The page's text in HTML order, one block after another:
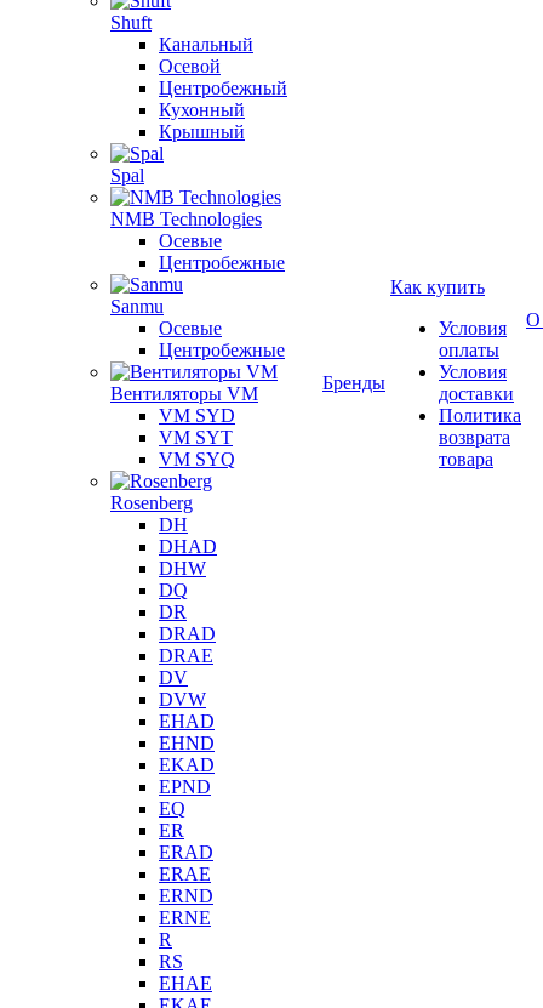
Shuft
Канальный
Осевой
Центробежный
Кухонный
Крышный
Spal
NMB Technologies
Осевые
Центробежные
Sanmu
Осевые
Центробежные
Вентиляторы VM
VM SYD
VM SYT
VM SYQ
Rosenberg
DH
DHAD
DHW
DQ
DR
DRAD
DRAE
DV
DVW
EHAD
EHND
EKAD
EPND
EQ
ER
ERAD
ERAE
ERND
ERNE
R
RS
EHAE
Бренды
Как купить
Условия
оплаты
Условия
доставки
Политика
возврата
товара
О